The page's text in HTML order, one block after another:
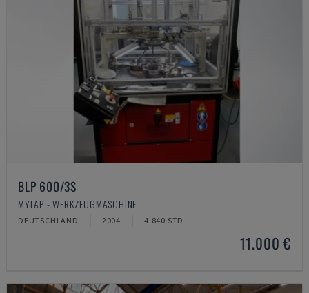
BLP 600/3S
MYLÄP - WERKZEUGMASCHINE
DEUTSCHLAND 2004 4.840 STD
11.000 €